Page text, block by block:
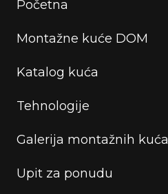
Početna
Montažne kuće DOM
Katalog kuća
Tehnologije
Galerija montažnih kuća
Upit za ponudu